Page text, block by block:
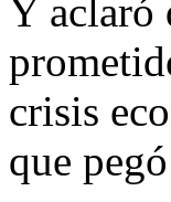
Y aclaró
crisis
que